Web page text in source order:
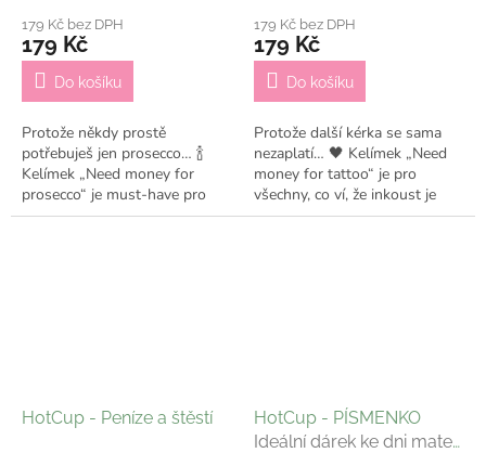
179 Kč bez DPH
179 Kč
Do košíku
Protože někdy prostě
potřebuješ jen prosecco… 🍾
Kelímek „Need money for
prosecco“ je must-have pro
všechny milovnice bublin a
179 Kč bez DPH
179 Kč
Do košíku
Protože další kérka se sama
nezaplatí… 🖤 Kelímek „Need
money for tattoo“ je pro
všechny, co ví, že inkoust je
životní styl. ✔️ Odesílám do 7
HotCup - Peníze a štěstí
HotCup - PÍSMENKO
Ideální dárek ke dni matek